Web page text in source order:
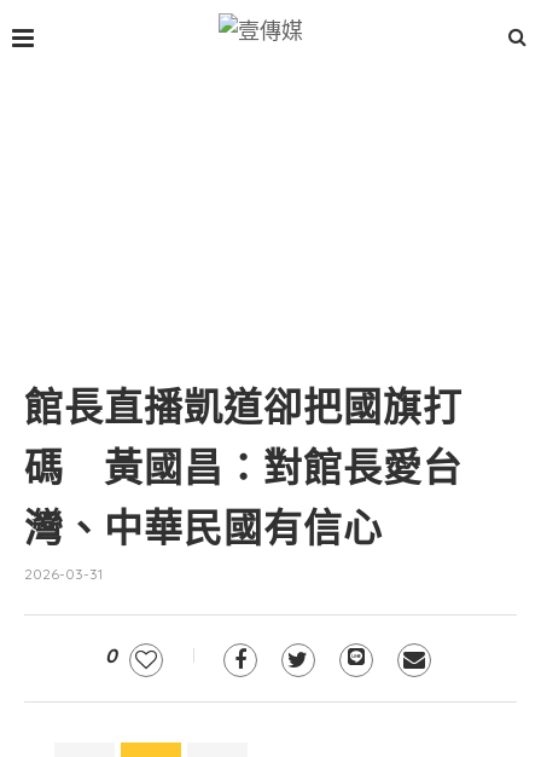
館長直播凱道卻把國旗打
碼 黃國昌：對館長愛台
灣、中華民國有信心
2026-03-31
0